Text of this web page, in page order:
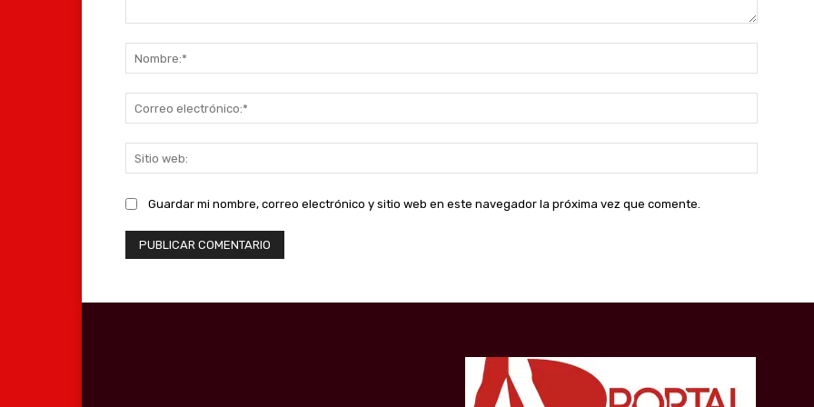
web:
Guardar mi nombre, correo electrónico y sitio web en este navegador la próxima vez que comente.